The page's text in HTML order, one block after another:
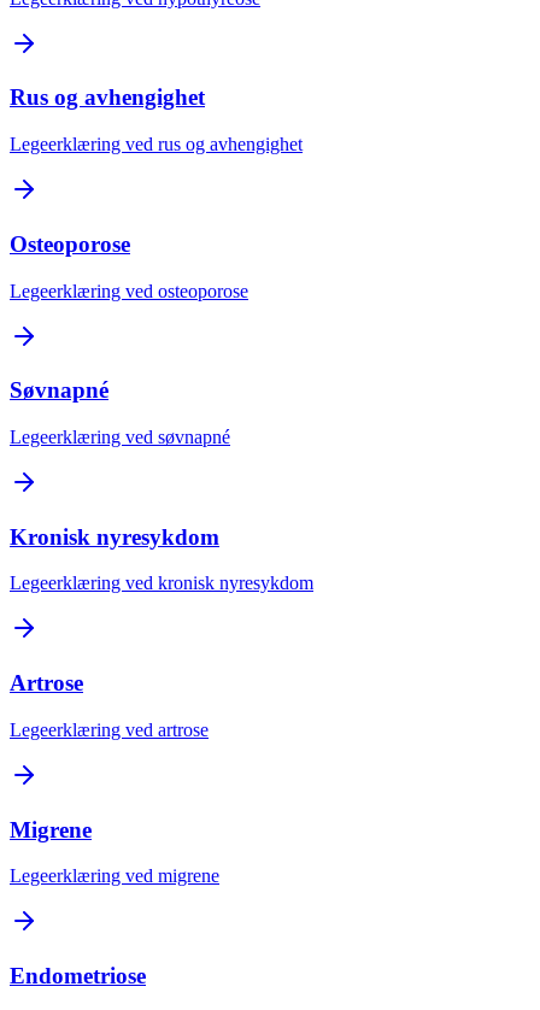
Rus og avhengighet
Legeerklæring ved rus og avhengighet
Osteoporose
Legeerklæring ved osteoporose
Søvnapné
Legeerklæring ved søvnapné
Kronisk nyresykdom
Legeerklæring ved kronisk nyresykdom
Artrose
Legeerklæring ved artrose
Migrene
Legeerklæring ved migrene
Endometriose